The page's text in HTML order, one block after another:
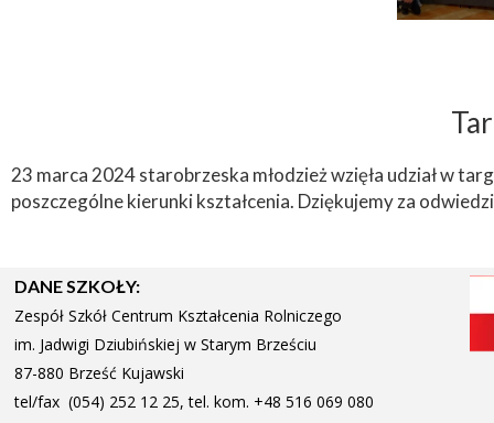
23 marca 2024 starobrzeska młodzież wzięła udział w
poszczególne kierunki kształcenia. Dziękujemy za
DANE SZKOŁY:
Zespół Szkół Centrum Kształcenia Rolniczego
im. Jadwigi Dziubińskiej w Starym Brześciu
87-880 Brześć Kujawski
tel/fax (054) 252 12 25, tel. kom. +48 516 069 080